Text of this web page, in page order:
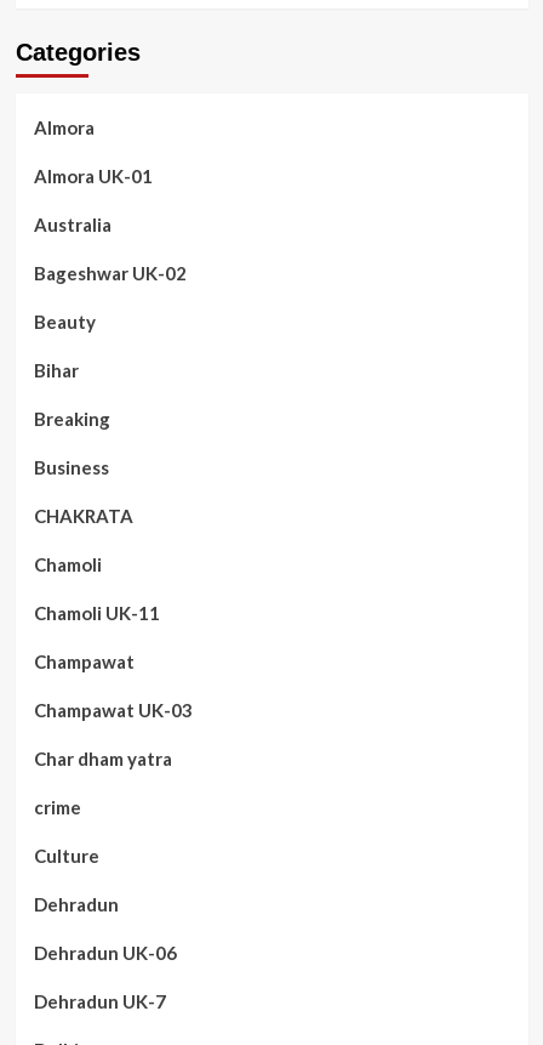
Categories
Almora
Almora UK-01
Australia
Bageshwar UK-02
Beauty
Bihar
Breaking
Business
CHAKRATA
Chamoli
Chamoli UK-11
Champawat
Champawat UK-03
Char dham yatra
crime
Culture
Dehradun
Dehradun UK-06
Dehradun UK-7